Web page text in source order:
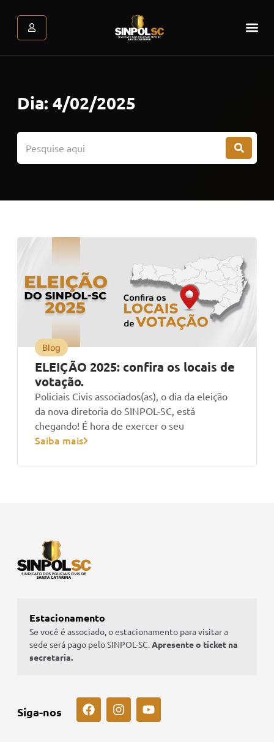
Dia: 4/02/2025
Blog
ELEIÇÃO 2025: confira os locais de
votação.
Policiais Civis associados(as), o dia da eleição
da nova diretoria do SINPOL-SC, está
chegando! É hora de exercer o seu
Saiba mais
Estacionamento
Se você é associado, o estacionamento para visitar a
sede será pago pelo SINPOL-SC.Apresente o ticket na
secretaria.
Siga-nos